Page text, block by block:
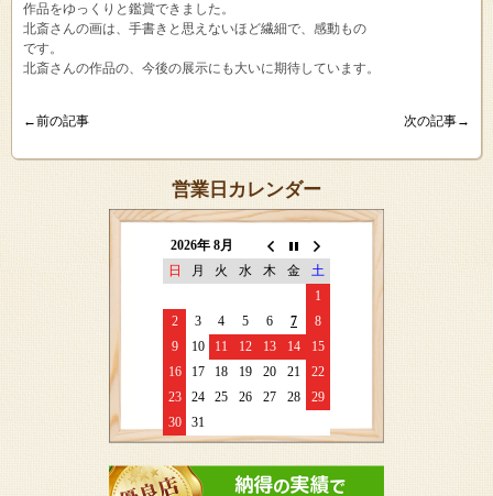
作品をゆっくりと鑑賞できました。
北斎さんの画は、手書きと思えないほど繊細で、感動もの
です。
北斎さんの作品の、今後の展示にも大いに期待しています。
←前の記事 次の記事→
営業日カレンダー
2026年 8月
日
月 火 水 木 金
土
1
2
3 4 5 6 7
8
9
10 11 12 13 14
15
16
17 18 19 20 21
22
23
24 25 26 27 28
29
30
31